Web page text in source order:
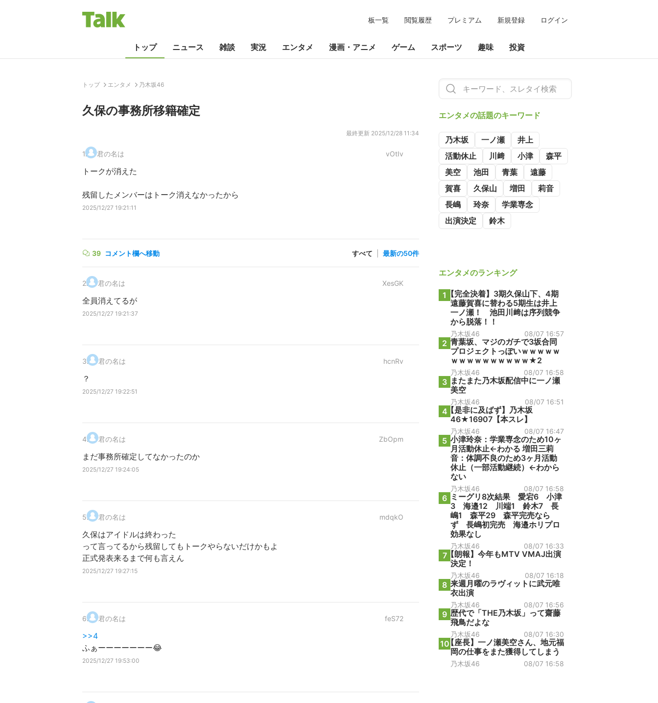
板一覧 閲覧履歴 プレミアム 新規登録 ログイン
トップ ニュース 雑談 実況 エンタメ 漫画・アニメ ゲーム スポーツ 趣味 投資
トップ エンタメ 乃木坂46
久保の事務所移籍確定
最終更新 2025/12/28 11:34
1. 君の名は vOtIv
トークが消えた
残留したメンバーはトーク消えなかったから
2025/12/27 19:21:11
39 コメント欄へ移動 すべて 最新の50件
2. 君の名は XesGK
全員消えてるが
2025/12/27 19:21:37
3. 君の名は hcnRv
？
2025/12/27 19:22:51
4. 君の名は ZbOpm
まだ事務所確定してなかったのか
2025/12/27 19:24:05
5. 君の名は mdqkO
久保はアイドルは終わった
って言ってるから残留してもトークやらないだけかもよ
正式発表来るまで何も言えん
2025/12/27 19:27:15
6. 君の名は feS72
>>4
ふぁーーーーーーー😂
2025/12/27 19:53:00
エンタメの話題のキーワード
乃木坂 一ノ瀬
井上
活動休止
川﨑 小津
森平
美空
池田 青葉
遠藤
賀喜
久保山 増田
莉音
長嶋
玲奈
学業専念
出演決定
鈴木
エンタメのランキング
1 【完全決着】3期久保山下、4期
遠藤賀喜に替わる5期生は井上
一ノ瀬！ 池田川﨑は序列競争
から脱落！！
乃木坂46 08/07 16:57
2 青葉坂、マジのガチで3坂合同
プロジェクトっぽいｗｗｗｗｗ
ｗｗｗｗｗｗｗｗｗｗ★2
乃木坂46 08/07 16:58
3 またまた乃木坂配信中に一ノ瀬
美空
乃木坂46 08/07 16:51
4【是非に及ばず】乃木坂
46★16907【本スレ】
乃木坂46 08/07 16:47
5 小津玲奈：学業専念のため10ヶ
月活動休止←わかる 増田三莉
音：体調不良のため3ヶ月活動
休止（一部活動継続）←わから
ない
乃木坂46 08/07 16:58
6 ミーグリ8次結果 愛宕6 小津
3 海邉12 川端1 鈴木7 長
嶋1 森平29 森平完売なら
ず 長嶋初完売 海邉ホリプロ
効果なし
乃木坂46 08/07 16:33
7【朗報】今年もMTV VMAJ出演
決定！
乃木坂46 08/07 16:18
8 来週月曜のラヴィットに武元唯
衣出演
乃木坂46 08/07 16:56
9 歴代で「THE乃木坂」って齋藤
飛鳥だよな
乃木坂46 08/07 16:30
10【座長】一ノ瀬美空さん、地元福
岡の仕事をまた獲得してしまう
乃木坂46 08/07 16:58